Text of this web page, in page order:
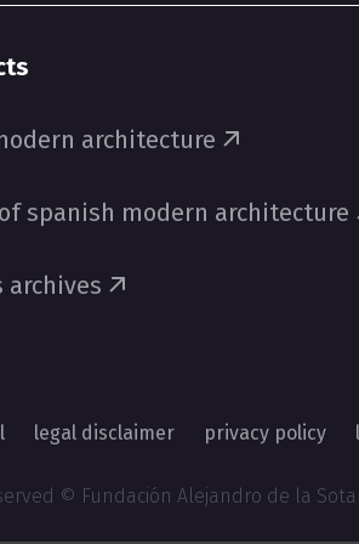
architecture
spanish modern architecture
archives
legal disclaimer privacy policy
© Fundación Alejandro de la Sota